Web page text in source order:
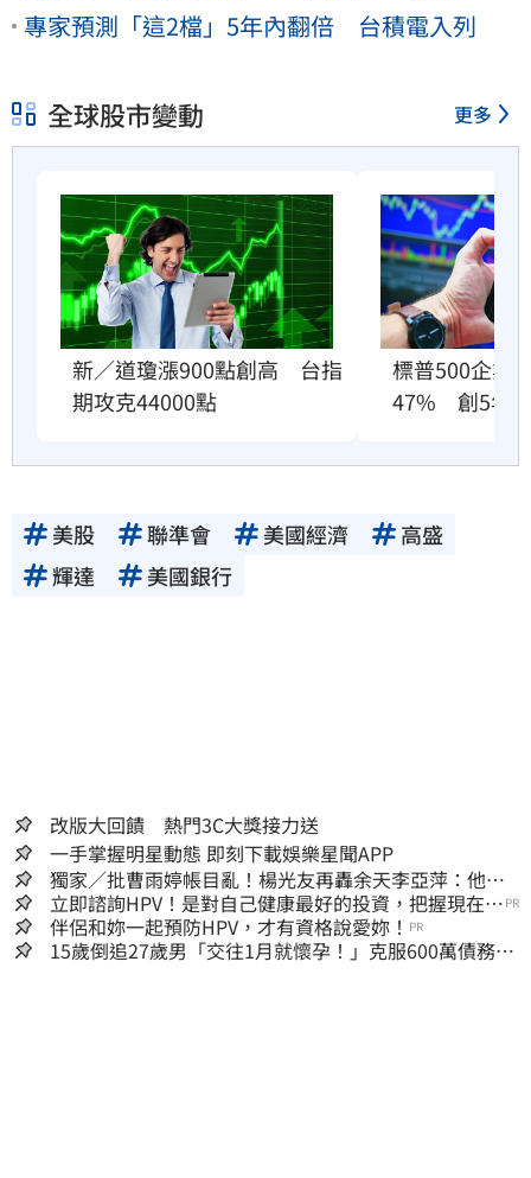
專家預測「這2檔」5年內翻倍 台積電入列
全球股市變動 更多
新／道瓊漲900點創高　台指
期攻克44000點
標普500企業
47%　創5年
美股 聯準會 美國經濟
高盛
輝達
美國銀行
改版大回饋 熱門3C大獎接力送
一手掌握明星動態 即刻下載娛樂星聞APP
獨家／批曹雨婷帳目亂！楊光友再轟余天李亞萍：他們
工會跟演藝圈沒關
立即諮詢HPV！是對自己健康最好的投資，把握現在不
嫌晚！
PR
伴侶和妳一起預防HPV，才有資格說愛妳！ PR
15歲倒追27歲男「交往1月就懷孕！」克服600萬債務